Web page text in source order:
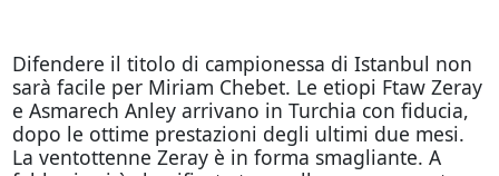
Difendere il titolo di campionessa di Istanbul non
sarà facile per Miriam Chebet. Le etiopi Ftaw Zeray
e Asmarech Anley arrivano in Turchia con fiducia,
dopo le ottime prestazioni degli ultimi due mesi.
La ventottenne Zeray è in forma smagliante. A